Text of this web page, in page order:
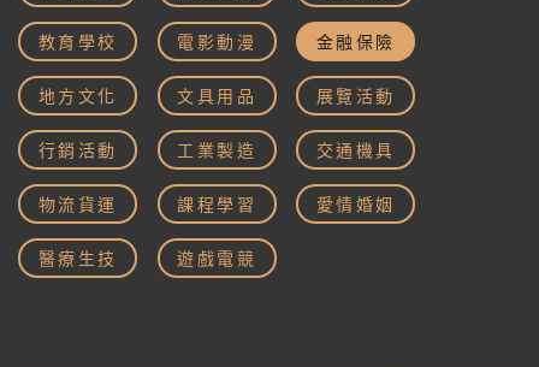
教育學校 電影動漫 金融保險
地方文化 文具用品 展覽活動
行銷活動 工業製造 交通機具
物流貨運 課程學習 愛情婚姻
醫療生技 遊戲電競